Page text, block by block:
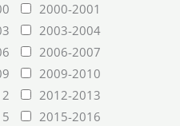
2000-2001
2003-2004
2006-2007
2009-2010
2012-2013
2015-2016